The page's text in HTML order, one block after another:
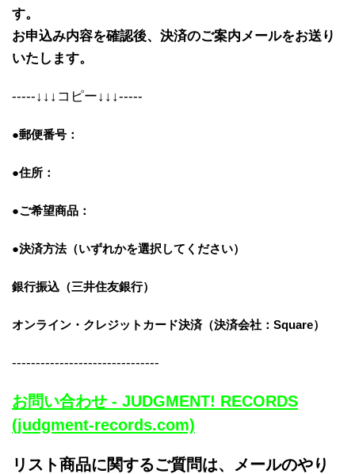
す。
お申込み内容を確認後、決済のご案内メールをお送り
いたします。
-----↓↓↓コピー↓↓↓-----
●郵便番号：
●住所：
●ご希望商品：
●決済方法（いずれかを選択してください）
銀行振込（三井住友銀行）
オンライン・クレジットカード決済（決済会社：Square）
-------------------------------
お問い合わせ - JUDGMENT! RECORDS
(judgment-records.com)
リスト商品に関するご質問は、メールのやり